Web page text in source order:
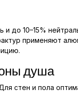
до 10–15%
применяют
душа
стен и пола